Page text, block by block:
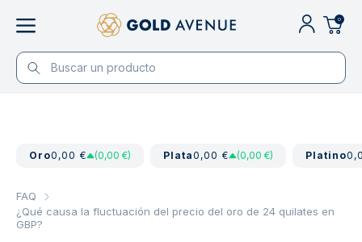
0
Oro0,00 € (0,00 €) Plata0,00 € (0,00 €) Platino
FAQ
¿Qué causa la fluctuación del precio del oro de 24 quilates en
GBP?